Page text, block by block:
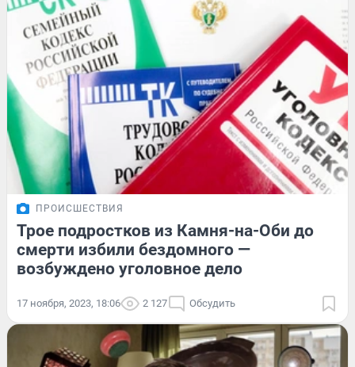
ПРОИСШЕСТВИЯ
Трое подростков из Камня-на-Оби до
смерти избили бездомного —
возбуждено уголовное дело
17 ноября, 2023, 18:06 2 127 Обсудить